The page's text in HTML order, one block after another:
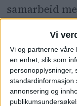
Vi
Vi og partnerne våre
en enhet, slik som
personopplysninger,
standardinformasjon
annonsering og
samarbeid
kunst og